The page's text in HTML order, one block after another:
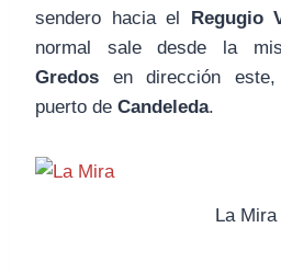
sendero hacia el Regugio
normal sale desde la
Gredos en dirección
puerto de Candeleda.
La Mira